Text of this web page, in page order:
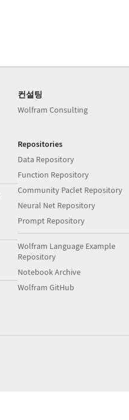
컨설팅
Wolfram Consulting
Repositories
Data Repository
Function Repository
Community Paclet Repository
Neural Net Repository
Prompt Repository
Wolfram Language Example
Repository
Notebook Archive
Wolfram GitHub